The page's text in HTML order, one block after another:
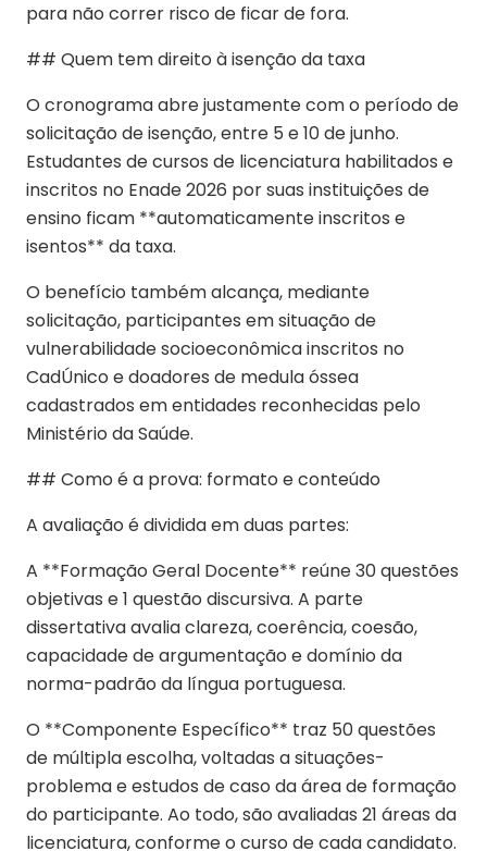
para não correr risco de ficar de fora.
## Quem tem direito à isenção da taxa
O cronograma abre justamente com o período de
solicitação de isenção, entre 5 e 10 de junho.
Estudantes de cursos de licenciatura habilitados e
inscritos no Enade 2026 por suas instituições de
ensino ficam **automaticamente inscritos e
isentos** da taxa.
O benefício também alcança, mediante
solicitação, participantes em situação de
vulnerabilidade socioeconômica inscritos no
CadÚnico e doadores de medula óssea
cadastrados em entidades reconhecidas pelo
Ministério da Saúde.
## Como é a prova: formato e conteúdo
A avaliação é dividida em duas partes:
A **Formação Geral Docente** reúne 30 questões
objetivas e 1 questão discursiva. A parte
dissertativa avalia clareza, coerência, coesão,
capacidade de argumentação e domínio da
norma-padrão da língua portuguesa.
O **Componente Específico** traz 50 questões
de múltipla escolha, voltadas a situações-
problema e estudos de caso da área de formação
do participante. Ao todo, são avaliadas 21 áreas da
licenciatura, conforme o curso de cada candidato.